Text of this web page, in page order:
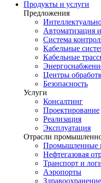
Продукты и услуги
Предложения
Автоматизация
Система
Кабельные
Кабельные
Центры
Безопасность
Услуги
Консалтинг
Проектирование
Реализация
Эксплуатация
Отрасли
Промышленные
Нефтегазовая
Транспорт и
Аэропорты
Здравоохранение